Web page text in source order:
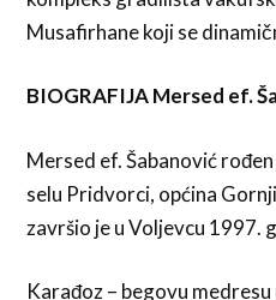
Musafirhane koji se
BIOGRAFIJA Mersed ef.
Mersed ef. Šabanović
selu Pridvorci, općina
završio je u Voljevcu 1997.
Karađoz – begovu